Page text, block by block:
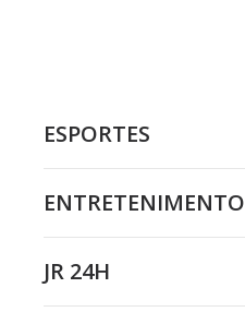
ESPORTES
ENTRETENIMENTO
JR 24H